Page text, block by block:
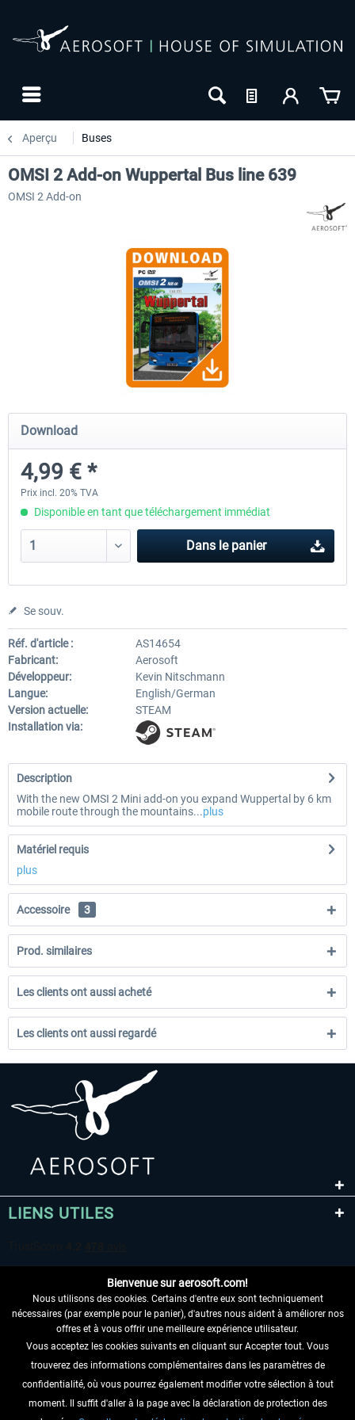
Aperçu Buses
OMSI 2 Add-on Valiant Citybus 7700
Hybrid
12,09 € *
OMSI 2 Add-on IVECO Bus
OMSI 2 Add-on Wuppertal Bus line 639
OMSI 2 Add-on
Download
4,99 € *
Prix incl. 20% TVA
Disponible en tant que téléchargement immédiat
Dans le panier
Se souv.
Réf. d'article :
AS14654
Fabricant:
Aerosoft
Développeur:
Kevin Nitschmann
Langue:
English/German
Version actuelle:
STEAM
Installation via:
Description
With the new OMSI 2 Mini add-on you expand Wuppertal by 6 km
mobile route through the mountains...plus
Matériel requis
plus
Accessoire 3
Prod. similaires
Les clients ont aussi acheté
Les clients ont aussi regardé
LIENS UTILES
RENONCER AU CONTRAT ICI
INFORMATIONS
Bienvenue sur aerosoft.com!
Nous utilisons des cookies. Certains d'entre eux sont techniquement
nécessaires (par exemple pour le panier), d'autres nous aident à améliorer nos
offres et à vous offrir une meilleure expérience utilisateur.
Vous acceptez les cookies suivants en cliquant sur Accepter tout. Vous
trouverez des informations complémentaires dans les paramètres de
confidentialité, où vous pourrez également modifier votre sélection à tout
moment. Il suffit d'aller à la page avec la déclaration de protection des